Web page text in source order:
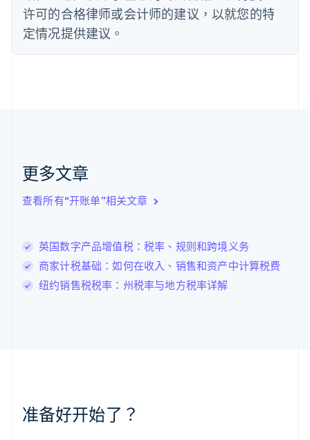
许可的合格律师或会计师的建议，以就您的特
定情况提供建议。
更多文章
查看所有“开账单”相关文章
英国数字产品增值税：税率、规则和跨境义务
商家计税基础：如何在收入、销售和资产中计算税费
纽约销售税税率：州税率与地方税率详解
准备好开始了？
法国
FrançaisEnglish
芬兰
EnglishSvenska
English Italiano
拉脱维亚
立陶宛
DeutschEnglish
卢森堡
Français Deutsch English
罗马尼亚
墨西哥
EspañolEnglish